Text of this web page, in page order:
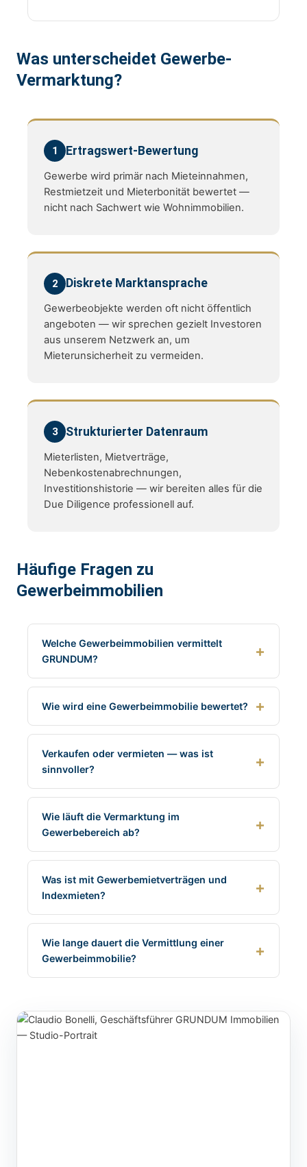
Was unterscheidet Gewerbe-
Vermarktung?
1 Ertragswert-Bewertung
Gewerbe wird primär nach Mieteinnahmen,
Restmietzeit und Mieterbonität bewertet —
nicht nach Sachwert wie Wohnimmobilien.
2 Diskrete Marktansprache
Gewerbeobjekte werden oft nicht öffentlich
angeboten — wir sprechen gezielt Investoren
aus unserem Netzwerk an, um
Mieterunsicherheit zu vermeiden.
3 Strukturierter Datenraum
Mieterlisten, Mietverträge,
Nebenkostenabrechnungen,
Investitionshistorie — wir bereiten alles für die
Due Diligence professionell auf.
Häufige Fragen zu
Gewerbeimmobilien
Welche Gewerbeimmobilien vermittelt
GRUNDUM?
Wie wird eine Gewerbeimmobilie bewertet?
Verkaufen oder vermieten — was ist
sinnvoller?
Wie läuft die Vermarktung im
Gewerbebereich ab?
Was ist mit Gewerbemietverträgen und
Indexmieten?
Wie lange dauert die Vermittlung einer
Gewerbeimmobilie?